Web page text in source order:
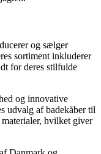
og sælger
sortiment inkluderer
for deres stilfulde
og innovative
udvalg af badekåber til
hvilket giver